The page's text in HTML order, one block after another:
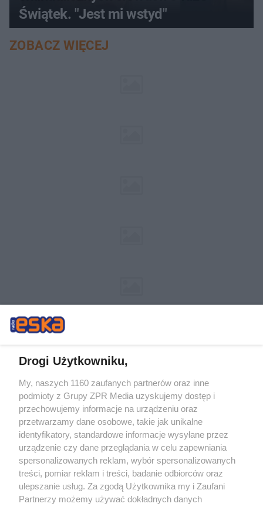
Świątek. "Jest mi wstyd"
ZOBACZ WIĘCEJ
Żaden utwór zamieszczony w serwisie nie może być powielany i
rozpowszechniany lub dalej rozpowszechniany w jakikolwiek sposób (w
tym także elektroniczny lub mechaniczny) na jakimkolwiek polu
eksploatacji w jakiejkolwiek formie, włącznie z umieszczaniem w Internecie
bez pisemnej zgody właściciela praw. Jakiekolwiek użycie lub
wykorzystanie utworów w całości lub w części z naruszeniem prawa, tzn.
bez właściwej zgody, jest zabronione pod groźbą kary i może być ścigane
prawnie.
Drogi Użytkowniku,
My, naszych 1160 zaufanych partnerów oraz inne
podmioty z Grupy ZPR Media uzyskujemy dostęp i
przechowujemy informacje na urządzeniu oraz
przetwarzamy dane osobowe, takie jak unikalne
identyfikatory, standardowe informacje wysyłane przez
urządzenie czy dane przeglądania w celu zapewniania
spersonalizowanych reklam, wybór spersonalizowanych
treści, pomiar reklam i treści, badanie odbiorców oraz
ulepszanie usług. Za zgodą Użytkownika my i Zaufani
Partnerzy możemy używać dokładnych danych